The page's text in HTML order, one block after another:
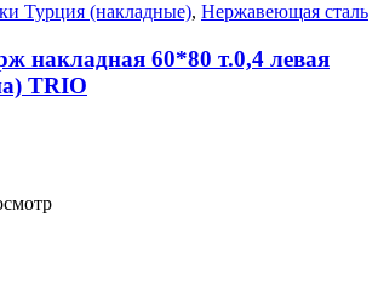
Турция (накладные), Нержавеющая сталь
накладная 60*80 т.0,4 левая
TRIO